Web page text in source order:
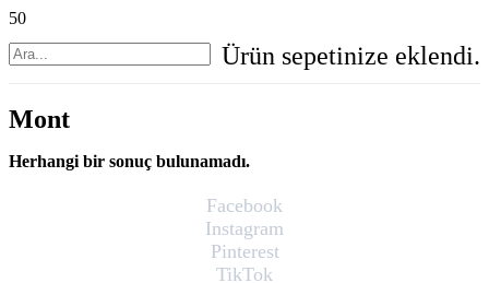
Ürün sepetinize eklendi.
Mont
Herhangi bir sonuç bulunamadı.
Facebook
Instagram
Pinterest
TikTok